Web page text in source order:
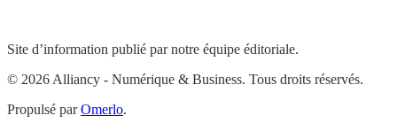
Site d’information publié par notre équipe éditoriale.
© 2026 Alliancy - Numérique & Business. Tous droits réservés.
Propulsé parOmerlo.